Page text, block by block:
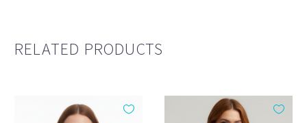
RELATED PRODUCTS